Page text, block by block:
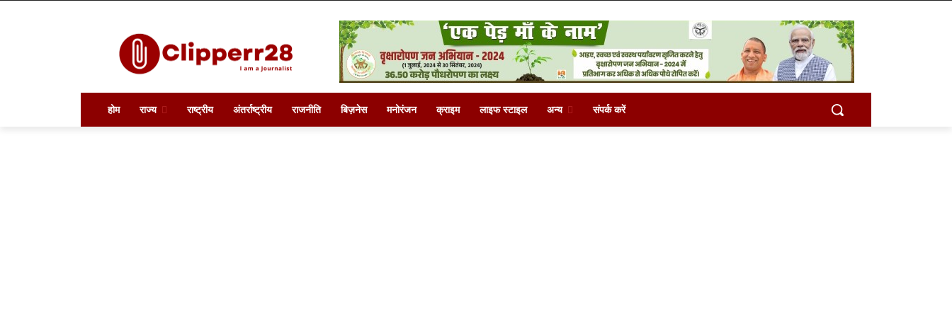
होम राज्य राष्ट्रीय अंतर्राष्ट्रीय राजनीति बिज़नेस मनोरंजन क्राइम लाइफ स्टाइल अन्य संपर्क करें